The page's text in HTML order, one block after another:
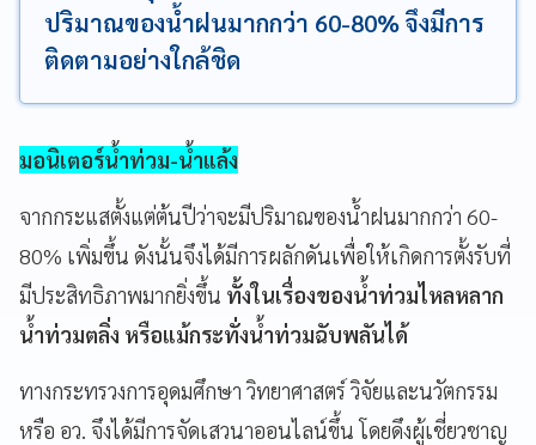
ปริมาณของน้ำฝนมากกว่า 60-80% จึงมีการ
ติดตามอย่างใกล้ชิด
มอนิเตอร์น้ำท่วม-น้ำแล้ง
จากกระแสตั้งแต่ต้นปีว่าจะมีปริมาณของน้ำฝนมากกว่า 60-
80% เพิ่มขึ้น ดังนั้นจึงได้มีการผลักดันเพื่อให้เกิดการตั้งรับที่
มีประสิทธิภาพมากยิ่งขึ้น ทั้งในเรื่องของน้ำท่วมไหลหลาก
น้ำท่วมตลิ่ง หรือแม้กระทั่งน้ำท่วมฉับพลันได้
ทางกระทรวงการอุดมศึกษา วิทยาศาสตร์ วิจัยและนวัตกรรม
หรือ อว. จึงได้มีการจัดเสวนาออนไลน์ขึ้น โดยดึงผู้เชี่ยวชาญ